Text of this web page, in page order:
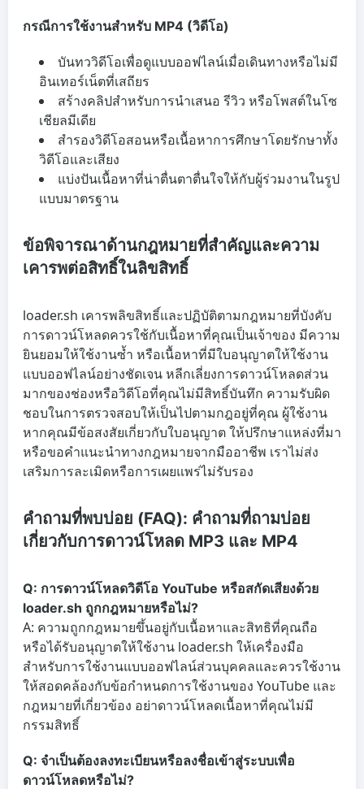
กรณีการใช้งานสำหรับ MP4 (วิดีโอ)
บันทววิดีโอเพื่อดูแบบออฟไลน์เมื่อเดินทางหรือไม่มี
อินเทอร์เน็ตที่เสถียร
สร้างคลิปสำหรับการนำเสนอ รีวิว หรือโพสต์ในโซ
เชียลมีเดีย
สำรองวิดีโอสอนหรือเนื้อหาการศึกษาโดยรักษาทั้ง
วิดีโอและเสียง
แบ่งปันเนื้อหาที่น่าตื่นตาตื่นใจให้กับผู้ร่วมงานในรูป
แบบมาตรฐาน
ข้อพิจารณาด้านกฎหมายที่สำคัญและความ
เคารพต่อสิทธิ์ในลิขสิทธิ์
loader.sh เคารพลิขสิทธิ์และปฏิบัติตามกฎหมายที่บังคับ
การดาวน์โหลดควรใช้กับเนื้อหาที่คุณเป็นเจ้าของ มีความ
ยินยอมให้ใช้งานซ้ำ หรือเนื้อหาที่มีใบอนุญาตให้ใช้งาน
แบบออฟไลน์อย่างชัดเจน หลีกเลี่ยงการดาวน์โหลดส่วน
มากของช่องหรือวิดีโอที่คุณไม่มีสิทธิ์บันทึก ความรับผิด
ชอบในการตรวจสอบให้เป็นไปตามกฎอยู่ที่คุณ ผู้ใช้งาน
หากคุณมีข้อสงสัยเกี่ยวกับใบอนุญาต ให้ปรึกษาแหล่งที่มา
หรือขอคำแนะนำทางกฎหมายจากมืออาชีพ เราไม่ส่ง
เสริมการละเมิดหรือการเผยแพร่ไม่รับรอง
คำถามที่พบบ่อย (FAQ): คำถามที่ถามบ่อย
เกี่ยวกับการดาวน์โหลด MP3 และ MP4
Q: การดาวน์โหลดวิดีโอ YouTube หรือสกัดเสียงด้วย
loader.sh ถูกกฎหมายหรือไม่?
A: ความถูกกฎหมายขึ้นอยู่กับเนื้อหาและสิทธิที่คุณถือ
หรือได้รับอนุญาตให้ใช้งาน loader.sh ให้เครื่องมือ
สำหรับการใช้งานแบบออฟไลน์ส่วนบุคคลและควรใช้งาน
ให้สอดคล้องกับข้อกำหนดการใช้งานของ YouTube และ
กฎหมายที่เกี่ยวข้อง อย่าดาวน์โหลดเนื้อหาที่คุณไม่มี
กรรมสิทธิ์
Q: จำเป็นต้องลงทะเบียนหรือลงชื่อเข้าสู่ระบบเพื่อ
ดาวน์โหลดหรือไม่?